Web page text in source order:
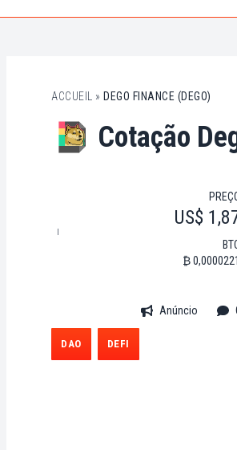
ACCUEIL » DEGO FINANCE (DEGO)
Cotação
US$
₿ 0,0000221
Anúncio
DAO DEFI